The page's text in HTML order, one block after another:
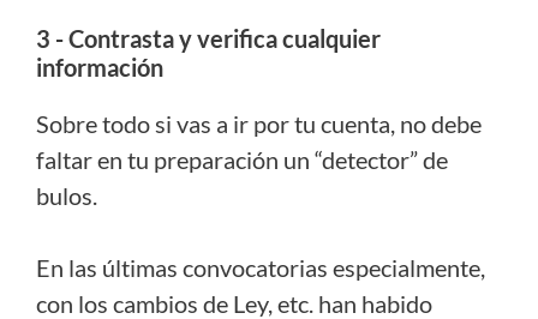
3 - Contrasta y verifica cualquier
información
Sobre todo si vas a ir por tu cuenta, no debe
faltar en tu preparación un “detector” de
bulos.
En las últimas convocatorias especialmente,
con los cambios de Ley, etc. han habido